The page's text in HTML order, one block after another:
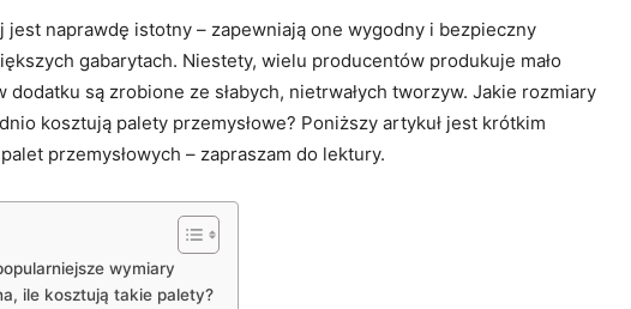
jest naprawdę istotny – zapewniają one wygodny i bezpieczny
gabarytach. Niestety, wielu producentów produkuje mało
są zrobione ze słabych, nietrwałych tworzyw. Jakie rozmiary
kosztują palety przemysłowe? Poniższy artykuł jest krótkim
przemysłowych – zapraszam do lektury.
wymiary
ile kosztują takie palety?